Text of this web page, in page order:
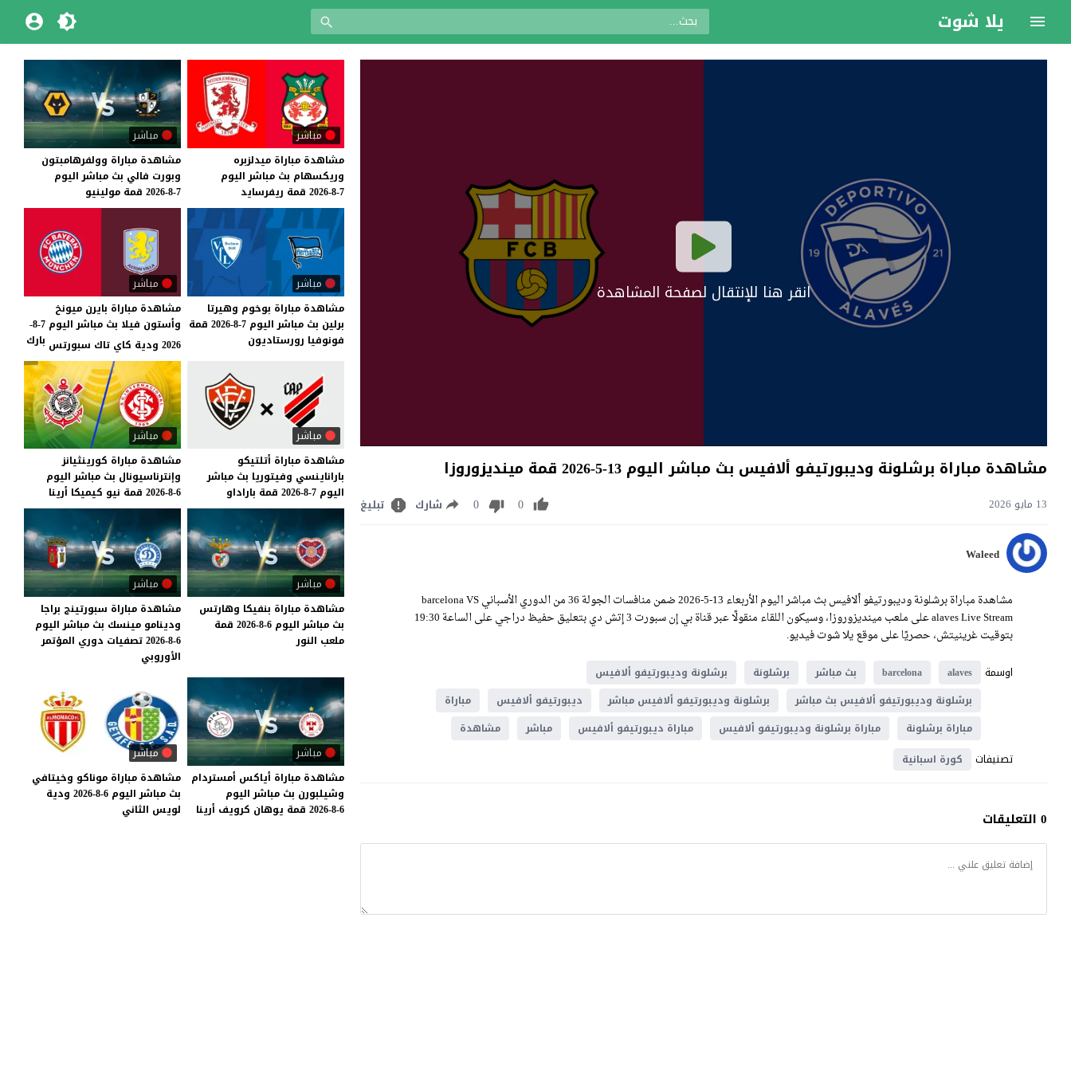
يلا شوت
انقر هنا للإنتقال لصفحة المشاهدة
مشاهدة مباراة برشلونة وديبورتيفو ألافيس بث مباشر اليوم 13-5-2026 قمة مينديزوروزا
13 مايو 2026 0
0 شارك تبليغ
Waleed
مشاهدة مباراة برشلونة وديبورتيفو ألافيس بث مباشر اليوم الأربعاء 13-5-2026 ضمن منافسات الجولة 36 من الدوري الأسباني barcelona VS
alaves Live Stream على ملعب مينديزوروزا، وسيكون اللقاء منقولًا عبر قناة بي إن سبورت 3 إتش دي بتعليق حفيظ دراجي على الساعة 19:30
بتوقيت غرينيتش، حصريًا على موقع يلا شوت فيديو.
اوسمة
alaves
barcelona بث مباشر برشلونة
برشلونة وديبورتيفو ألافيس
برشلونة وديبورتيفو ألافيس بث مباشر
برشلونة وديبورتيفو ألافيس مباشر ديبورتيفو ألافيس
مباراة
مباراة برشلونة
مباراة برشلونة وديبورتيفو ألافيس مباراة ديبورتيفو ألافيس مباشر مشاهدة
تصنيفات كورة اسبانية
0 التعليقات
مباشر
مشاهدة مباراة ميدلزبره
وريكسهام بث مباشر اليوم
7-8-2026
قمة ريفرسايد
مباشر
مشاهدة مباراة وولفرهامبتون
وبورت فالي بث مباشر اليوم
7-8-2026
قمة مولينيو
مباشر
مشاهدة مباراة بوخوم وهيرتا
برلين بث مباشر اليوم 7-8-2026
قمة
فونوفيا رورستاديون
مباشر
مشاهدة مباراة بايرن ميونخ
وأستون فيلا بث مباشر اليوم 7-8-
2026 ودية كاي تاك سبورتس
بارك
مباشر
مشاهدة مباراة أتلتيكو
باراناينسي وفيتوريا بث مباشر
اليوم 7-8-2026 قمة باراداو
مباشر
مشاهدة مباراة كورينثيانز
وإنترناسيونال بث مباشر اليوم
6-8-2026
قمة نيو كيميكا أرينا
مباشر
مشاهدة مباراة بنفيكا وهارتس
بث مباشر اليوم 6-8-2026
قمة
ملعب النور
مباشر
مشاهدة مباراة سبورتينج براجا
ودينامو مينسك بث مباشر اليوم
6-8-2026 تصفيات دوري المؤتمر
الأوروبي
مباشر
مشاهدة مباراة أياكس أمستردام
وشيلبورن بث مباشر اليوم
6-8-2026
قمة يوهان كرويف أرينا
مباشر
مشاهدة مباراة موناكو وخيتافي
بث مباشر اليوم 6-8-2026
ودية
لويس الثاني